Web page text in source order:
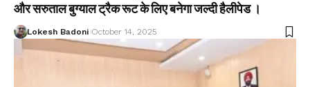
और सरुताल बुग्याल ट्रैक रूट के लिए बनेगा जल्दी हैलीपेड ।
Lokesh Badoni October 14, 2025